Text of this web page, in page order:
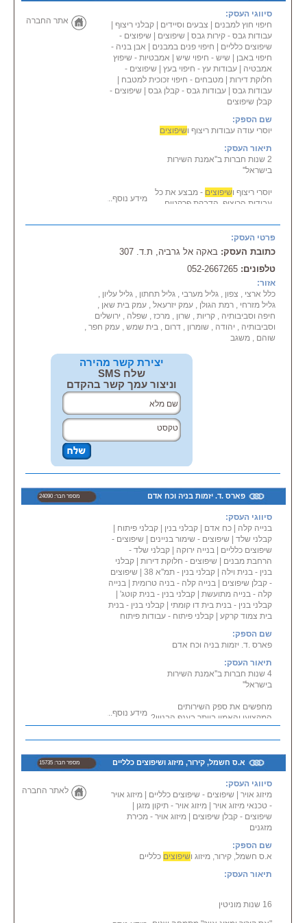
סיווגי העסק:
חיפוי חוץ למבנים
צבעים וסיידים קבלני ריצוף|
עבודות גבס - קירות גבס| שיפוצים
שיפוצים -
שיפוצים כלליים
חיפוי פנים במבנים
אבן בניה -
חיפוי באבן
שיש - חיפוי שיש| אמבטיות - שיפוץ
אמבטיה
עבודות עץ - חיפוי בעץ| שיפוצים -
חלוקת דירות| מטבחים - חיפוי זכוכית למטבח
עבודות גבס| עבודות גבס - קבלן גבס| שיפוצים -
קבלן שיפוצים
שם הספק:
יוסרי עודה עבודות ריצוף ושיפוצים
תיאור העסק:
2 שנות חברות ב''אמנת השירות
בישראל''
יוסרי ריצוף ושיפוצים - מבצע את כל
עבודות הריצוף, הדבקת פרקטים,
אינסטלציה.
הרבה שנות ניסיון ומקצועיות.
התקשרו ותרוויחו עבודה מאוד
ייסודית, ברמה מאוד גבוהה
ואיכותית!
שרות בכל אזורי הארץ!!
מידע נוסף...
אתר החברה
פרטי העסק:
כתובת העסק:באקה אל גרביה, ת.ד. 307
טלפונים:052-2667265
אזור:
כלל ארצי , צפון , גליל מערבי , גליל תחתון , גליל עליון ,
גליל מזרחי , רמת הגולן , עמק יזרעאל , עמק בית שאן ,
חיפה וסביבותיה , קריות , שרון , מרכז , שפלה , ירושלים
וסביבותיה , יהודה , שומרון , דרום , בית שמש , עמק חפר ,
שוהם , משגב
יצירת קשר מהירה
שלח SMS
וניצור עמך קשר בהקדם
פארס .ד. יזמות בניה וכח אדם מספר חבר: 24090
סיווגי העסק:
בנייה קלה
כח אדם קבלני בנין קבלני פיתוח
קבלני שלד| שיפוצים - שימור בניינים
שיפוצים -
שיפוצים כלליים
בנייה ירוקה
קבלני שלד -
הרחבת מבנים
שיפוצים - חלוקת דירות| קבלני
בנין - בנית וילה
קבלני בנין - תמ''א 38 | שיפוצים
- קבלן שיפוצים
בנייה קלה - בניה טרומית| בנייה
קלה - בנייה מתועשת| קבלני בנין - בנית קוטג'|
קבלני בנין - בנית בית דו קומתי
קבלני בנין - בנית
בית צמוד קרקע| קבלני פיתוח - עבודות פיתוח
שם הספק:
פארס .ד. יזמות בניה וכח אדם
תיאור העסק:
4 שנות חברות ב''אמנת השירות
בישראל''
מחפשים את ספק השירותים
המקצועי והאמין ביותר בענף הבניין?
פארס .ד. יזמות בניה וכח אדם
מעמידה לרשותכם קשת שירותים
על כחצי יובל של ניסיון עשיר, על
מקצועיות בלתי מתפשרת, על אמינות
מלאה ועל חתירה
מתמדת לשביעות רצון הלקוח.
על חוג לקוחותינו המרוצים נמנים
לקוחות רבים מהמגזר הפרטי
ומהמגזר העסקי כאחד,
על איכות ועל רמת גימור מושלמת.
נשמח לעמוד גם
לשירותכם לשביעות רצונכם המלאה!
עיצוב ובניית:
מידע נוסף...
א.ס חשמל, קירור, מיזוג ושיפוצים כלליים מספר חבר: 15735
סיווגי העסק:
מיזוג אויר| שיפוצים - שיפוצים כלליים
מיזוג אויר
- טכנאי מיזוג אויר| מיזוג אויר - תיקון מזגן
שיפוצים - קבלן שיפוצים
מיזוג אויר - מכירת
מזגנים
שם הספק:
א.ס חשמל, קירור, מיזוג ושיפוצים כלליים
תיאור העסק:
16 שנות מוניטין
לאתר החברה